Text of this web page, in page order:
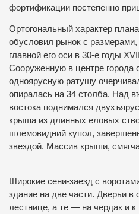
фортификации постепенно
Ортогональный характер
обусловил рынок с размерами,
главной его оси в 30-е годы
Сооруженную в центре города
одноярусную ратушу
опиралась на 34 столба. Над
востока поднимался
крыша из длинных еловых
шлемовидний купол,
звездой. Массив крыши,
Широкие сени-заезд с
здание на две части. Дверьи в
лестнице, а те — на чердак и к